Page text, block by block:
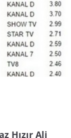
Hızır Ali